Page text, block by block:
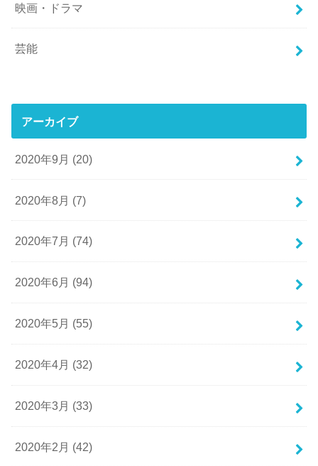
映画・ドラマ
芸能
アーカイブ
2020年9月 (20)
2020年8月 (7)
2020年7月 (74)
2020年6月 (94)
2020年5月 (55)
2020年4月 (32)
2020年3月 (33)
2020年2月 (42)